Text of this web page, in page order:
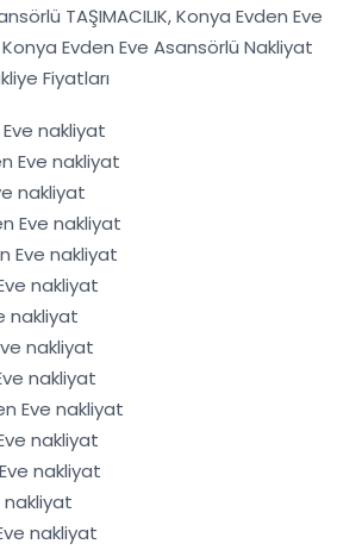
TAŞIMACILIK, Konya Evden Eve
Evden Eve Asansörlü Nakliyat
Fiyatları
Eve nakliyat
Eve nakliyat
nakliyat
Eve nakliyat
Eve nakliyat
nakliyat
nakliyat
nakliyat
nakliyat
Eve nakliyat
nakliyat
nakliyat
nakliyat
nakliyat